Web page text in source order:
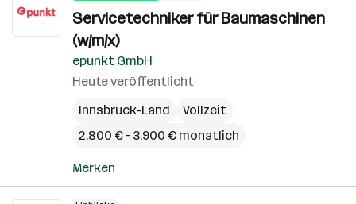
Servicetechniker für Baumaschinen
(w/m/x)
epunkt GmbH
Heute veröffentlicht
Innsbruck-Land
Vollzeit
2.800 € – 3.900 € monatlich
Merken